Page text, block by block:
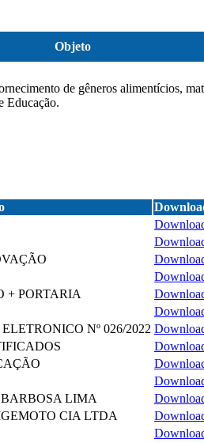
Objeto
de gêneros alimentícios,
Educação.
+ PORTARIA
Nº 026/2022
LIMA
CIA LTDA